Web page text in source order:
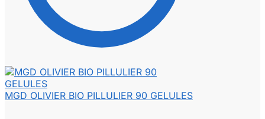
MGD OLIVIER BIO PILLULIER 90 GELULES